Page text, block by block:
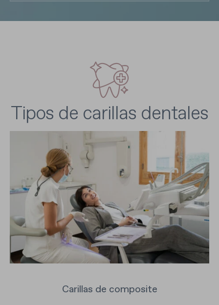
Tipos de carillas dentales
Carillas de composite